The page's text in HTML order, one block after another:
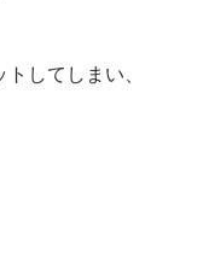
してしまい、